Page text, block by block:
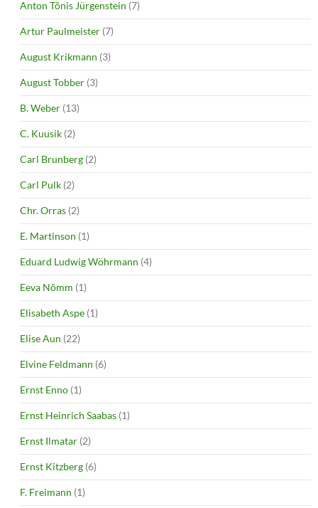
Anton Tõnis Jürgenstein (7)
Artur Paulmeister (7)
August Krikmann (3)
August Tobber (3)
B. Weber (13)
C. Kuusik (2)
Carl Brunberg (2)
Carl Pulk (2)
Chr. Orras (2)
E. Martinson (1)
Eduard Ludwig Wöhrmann (4)
Eeva Nõmm (1)
Elisabeth Aspe (1)
Elise Aun (22)
Elvine Feldmann (6)
Ernst Enno (1)
Ernst Heinrich Saabas (1)
Ernst Ilmatar (2)
Ernst Kitzberg (6)
F. Freimann (1)